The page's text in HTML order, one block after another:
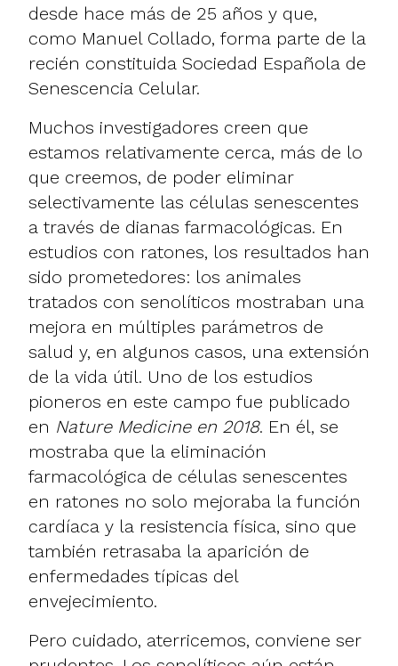
desde hace más de 25 años y que,
como Manuel Collado, forma parte de la
recién constituida Sociedad Española de
Senescencia Celular.
Muchos investigadores creen que
estamos relativamente cerca, más de lo
que creemos, de poder eliminar
selectivamente las células senescentes
a través de dianas farmacológicas. En
estudios con ratones, los resultados han
sido prometedores: los animales
tratados con senolíticos mostraban una
mejora en múltiples parámetros de
salud y, en algunos casos, una extensión
de la vida útil. Uno de los estudios
pioneros en este campo fue publicado
en Nature Medicine en 2018. En él, se
mostraba que la eliminación
farmacológica de células senescentes
en ratones no solo mejoraba la función
cardíaca y la resistencia física, sino que
también retrasaba la aparición de
enfermedades típicas del
envejecimiento.
Pero cuidado, aterricemos, conviene ser